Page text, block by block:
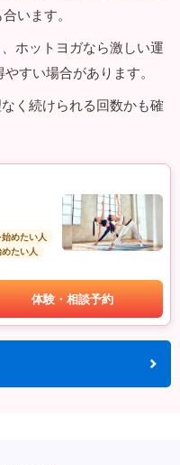
います。
ホットヨガなら激しい運
やすい場合があります。
く続けられる回数かも確
めたい人
たい人
体験・相談予約